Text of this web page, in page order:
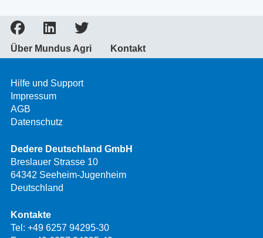
Über Mundus Agri Kontakt
Hilfe und Support
Impressum
AGB
Datenschutz
Dedere Deutschland GmbH
Breslauer Strasse 10
64342 Seeheim-Jugenheim
Deutschland
Kontakte
Tel: +49 6257 94295-30